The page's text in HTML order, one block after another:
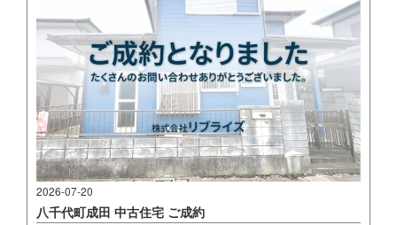
2026-07-20
八千代町成田 中古住宅 ご成約